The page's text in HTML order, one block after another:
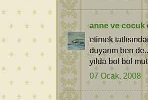
anne ve cocuk
etimek
duyarım ben
yılda bol bol
07 Ocak, 2008